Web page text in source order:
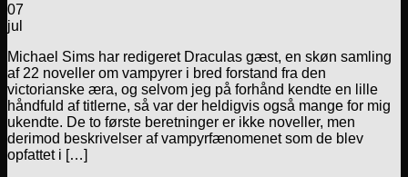
07
jul
Michael Sims har redigeret Draculas gæst, en skøn samling
af 22 noveller om vampyrer i bred forstand fra den
victorianske æra, og selvom jeg på forhånd kendte en lille
håndfuld af titlerne, så var der heldigvis også mange for mig
ukendte. De to første beretninger er ikke noveller, men
derimod beskrivelser af vampyrfænomenet som de blev
opfattet i […]